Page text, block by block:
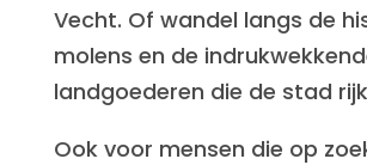
Vecht. Of wandel langs de
molens en de
landgoederen die de stad
Ook voor mensen die op